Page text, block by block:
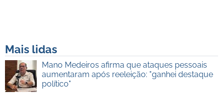
Mais lidas
Mano Medeiros afirma que ataques pessoais
aumentaram após reeleição: "ganhei destaque
político"